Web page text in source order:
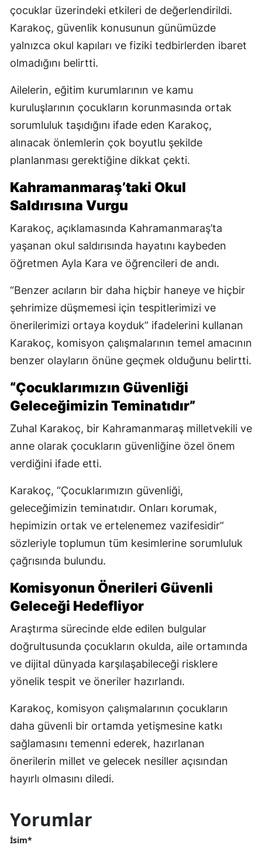
çocuklar üzerindeki etkileri de değerlendirildi.
Karakoç, güvenlik konusunun günümüzde
yalnızca okul kapıları ve fiziki tedbirlerden ibaret
olmadığını belirtti.
Ailelerin, eğitim kurumlarının ve kamu
kuruluşlarının çocukların korunmasında ortak
sorumluluk taşıdığını ifade eden Karakoç,
alınacak önlemlerin çok boyutlu şekilde
planlanması gerektiğine dikkat çekti.
Kahramanmaraş’taki Okul
Saldırısına Vurgu
Karakoç, açıklamasında Kahramanmaraş’ta
yaşanan okul saldırısında hayatını kaybeden
öğretmen Ayla Kara ve öğrencileri de andı.
“Benzer acıların bir daha hiçbir haneye ve hiçbir
şehrimize düşmemesi için tespitlerimizi ve
önerilerimizi ortaya koyduk” ifadelerini kullanan
Karakoç, komisyon çalışmalarının temel amacının
benzer olayların önüne geçmek olduğunu belirtti.
“Çocuklarımızın Güvenliği
Geleceğimizin Teminatıdır”
Zuhal Karakoç, bir Kahramanmaraş milletvekili ve
anne olarak çocukların güvenliğine özel önem
verdiğini ifade etti.
Karakoç, “Çocuklarımızın güvenliği,
geleceğimizin teminatıdır. Onları korumak,
hepimizin ortak ve ertelenemez vazifesidir”
sözleriyle toplumun tüm kesimlerine sorumluluk
çağrısında bulundu.
Komisyonun Önerileri Güvenli
Geleceği Hedefliyor
Araştırma sürecinde elde edilen bulgular
doğrultusunda çocukların okulda, aile ortamında
ve dijital dünyada karşılaşabileceği risklere
yönelik tespit ve öneriler hazırlandı.
Karakoç, komisyon çalışmalarının çocukların
daha güvenli bir ortamda yetişmesine katkı
sağlamasını temenni ederek, hazırlanan
önerilerin millet ve gelecek nesiller açısından
hayırlı olmasını diledi.
Yorumlar
İsim*